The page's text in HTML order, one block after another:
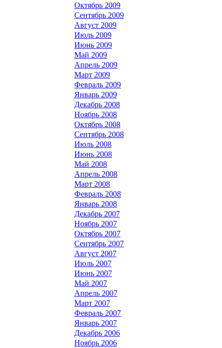
Октябрь 2009
Сентябрь 2009
Август 2009
Июль 2009
Июнь 2009
Май 2009
Апрель 2009
Март 2009
Февраль 2009
Январь 2009
Декабрь 2008
Ноябрь 2008
Октябрь 2008
Сентябрь 2008
Июль 2008
Июнь 2008
Май 2008
Апрель 2008
Март 2008
Февраль 2008
Январь 2008
Декабрь 2007
Ноябрь 2007
Октябрь 2007
Сентябрь 2007
Август 2007
Июль 2007
Июнь 2007
Май 2007
Апрель 2007
Март 2007
Февраль 2007
Январь 2007
Декабрь 2006
Ноябрь 2006